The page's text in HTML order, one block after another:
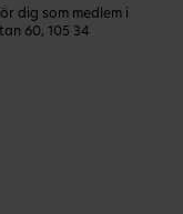
dig som medlem i
60, 105 34